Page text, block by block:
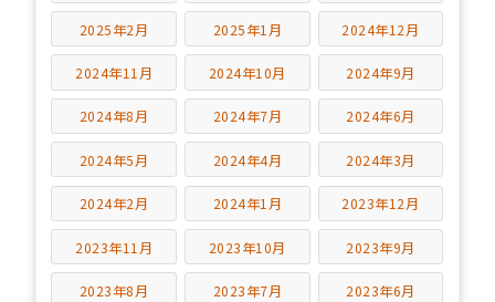
2025年2月 2025年1月 2024年12月
2024年11月 2024年10月 2024年9月
2024年8月 2024年7月 2024年6月
2024年5月 2024年4月 2024年3月
2024年2月 2024年1月 2023年12月
2023年11月 2023年10月 2023年9月
2023年8月 2023年7月 2023年6月